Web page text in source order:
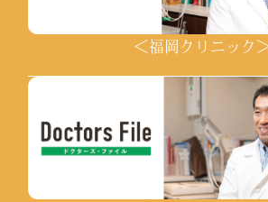
＜福岡クリニック